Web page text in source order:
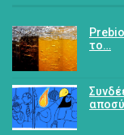
το…